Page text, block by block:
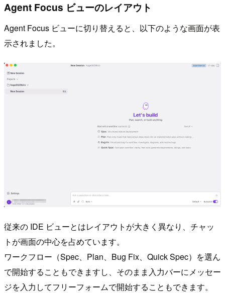
Agent Focus ビューのレイアウト
Agent Focus ビューに切り替えると、以下のような画面が表
示されました。
従来の IDE ビューとはレイアウトが大きく異なり、チャッ
トが画面の中心を占めています。
ワークフロー（Spec、Plan、Bug Fix、Quick Spec）を選ん
で開始することもできますし、そのまま入力バーにメッセー
ジを入力してフリーフォームで開始することもできます。